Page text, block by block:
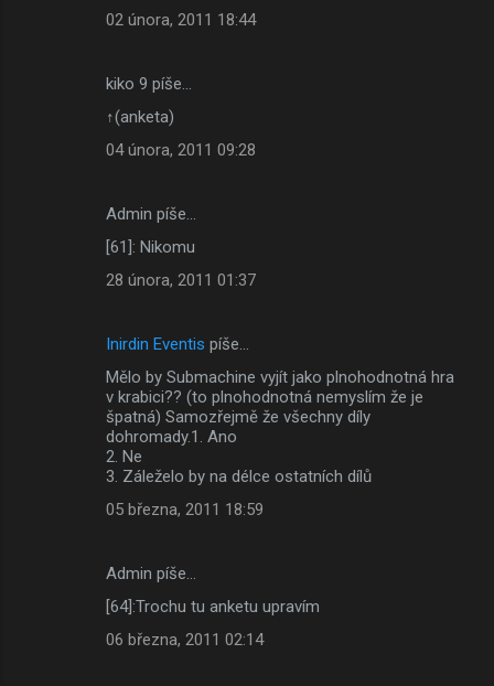
02 února, 2011 18:44
kiko 9 píše…
↑(anketa)
04 února, 2011 09:28
Admin píše…
[61]: Nikomu
28 února, 2011 01:37
Inirdin Eventis píše…
Mělo by Submachine vyjít jako plnohodnotná hra
v krabici?? (to plnohodnotná nemyslím že je
špatná) Samozřejmě že všechny díly
dohromady.1. Ano
2. Ne
3. Záleželo by na délce ostatních dílů
05 března, 2011 18:59
Admin píše…
[64]:Trochu tu anketu upravím
06 března, 2011 02:14